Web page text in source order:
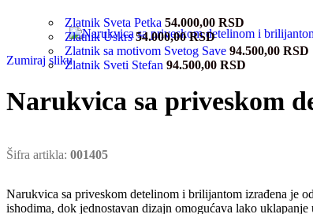
Zlatnik Sveta Petka 54.000,00 RSD
Zlatnik Uskrs54.000,00RSD
Zlatnik sa motivom Svetog Save 94.500,00 RSD
Zlatnik Sveti Stefan 94.500,00 RSD
Zumiraj sliku
Narukvica sa priveskom
Šifra artikla: 001405
Narukvica sa priveskom detelinom i brilijantom izrađena je
ishodima, dok jednostavan dizajn omogućava lako uklapanje